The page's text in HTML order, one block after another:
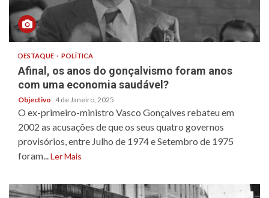
DESTAQUE POLÍTICA
Afinal, os anos do gonçalvismo foram anos
com uma economia saudável?
Objectivo 4 de Janeiro, 2025
O ex-primeiro-ministro Vasco Gonçalves rebateu em
2002 as acusações de que os seus quatro governos
provisórios, entre Julho de 1974 e Setembro de 1975
foram...Ler Mais